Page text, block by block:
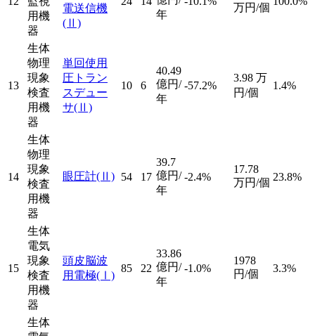
用機
器
電送信機
(Ⅱ)
年
万円/個
13
生体
物理
現象
検査
用機
器
単回使用
圧トラン
スデュー
サ(Ⅱ)
10 6
40.49
億円/
年
-57.2%
3.98 万
円/個
1.4%
14
生体
物理
現象
検査
用機
器
眼圧計(Ⅱ) 54 17
39.7
億円/
年
-2.4%
17.78
万円/個 23.8%
15
生体
電気
現象
検査
用機
器
頭皮脳波
用電極(Ⅰ)
85 22
33.86
億円/
年
-1.0%
1978
円/個
3.3%
生体